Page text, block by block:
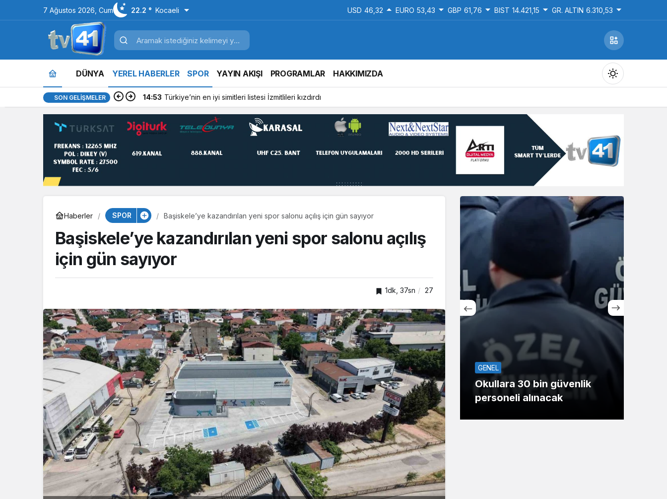
7 Ağustos 2026, Cum 22.2 ° Kocaeli USD 46,32 EURO 53,43 GBP 61,76 BIST 14.421,15 GR. ALTIN 6.310,53
DÜNYA YEREL HABERLER SPOR YAYIN AKIŞI PROGRAMLAR HAKKIMIZDA
Gündüz Modu
Gündüz modunu seçin.
Gece modunu seçin.
SON GELIŞMELER 14:53 Türkiye’nin en iyi simitleri listesi İzmitlileri kızdırdı
Haberler SPOR Başiskele’ye kazandırılan yeni spor salonu açılış için gün sayıyor
Başiskele’ye kazandırılan yeni spor salonu açılış
için gün sayıyor
1dk, 37sn 27
TOP20HABER
Güreşçi Alperen Tokgöz
Akdeniz Oyunları’nda
Türkiye’yi temsil edecek
TOP20HABER
Türkiye’nin en iyi simitleri
listesi İzmitlileri kızdırdı
GENEL
Okullara 30 bin güvenlik
personeli alınacak